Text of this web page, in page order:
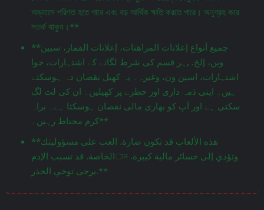
অভ্যাসে পরিণত হতে পারে এবং বড় আর্থিক ক্ষতি করতে পারে। অনুগ্রহ করে
সতর্ক থাকুন।**
**جميع أنواع إعلانات المراهنات، إعلانات القمار، سبين
وين، إلخ. ,ہر قسم کی شرط لگانے کے اشتہارات، جوا
اشتہارات، اسپن ون، وغیرہ۔ یہ کھیل نقصان دہ ہوسکتے
ہیں۔ اپنی ذمہ داری اور خطرے پر کھیلیں۔ ان کی لت لگ
سکتی ہے اور آپ کو بھاری مالی نقصان ہوسکتا ہے۔ براہ
کرم محتاط رہیں۔**
**هذه الألعاب قد تكون ضارة. العب على مسؤوليتك
الخاصة. قد تسبب الإدمান وتؤدي إلى خسائر مالية كبيرة.
يرجى توخي الحذر.**